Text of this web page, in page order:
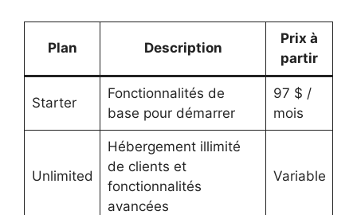
Plan Description
Prix à
partir
Starter
Fonctionnalités de
base pour démarrer
97 $ /
mois
Unlimited
Hébergement illimité
de clients et
fonctionnalités
avancées
Variable